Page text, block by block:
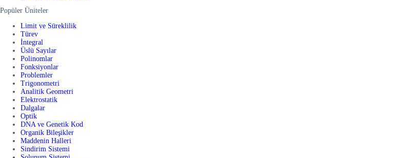
Popüler Üniteler
Limit ve Süreklilik
Türev
İntegral
Üslü Sayılar
Polinomlar
Fonksiyonlar
Problemler
Trigonometri
Analitik Geometri
Elektrostatik
Dalgalar
Optik
DNA ve Genetik Kod
Organik Bileşikler
Maddenin Halleri
Sindirim Sistemi